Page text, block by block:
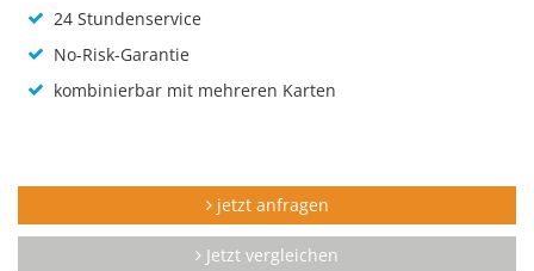
24 Stundenservice
No-Risk-Garantie
kombinierbar mit mehreren Karten
jetzt anfragen
Jetzt vergleichen